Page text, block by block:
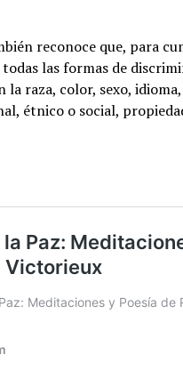
reconoce que, para
las formas de
la raza, color, sexo,
étnico o social,